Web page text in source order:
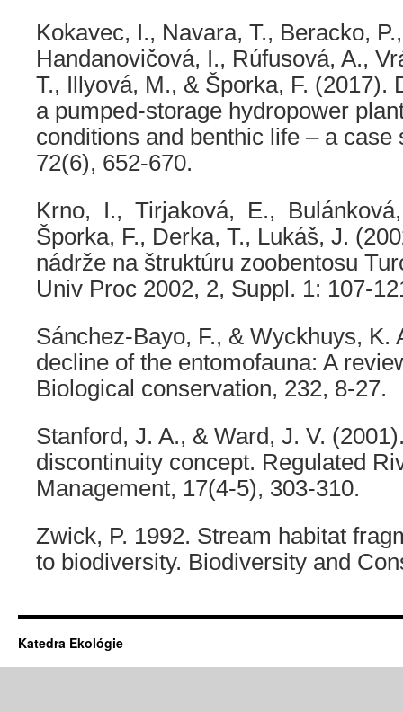
Kokavec, I., Navara, T., Beracko,
Handanovičová, I., Rúfusová, A.,
T., Illyová, M., & Šporka, F. (2017).
a pumped-storage hydropower
conditions and benthic life – a case
72(6), 652-670.
Krno, I., Tirjaková, E.,
Šporka, F., Derka, T., Lukáš, J.
nádrže na štruktúru zoobentosu
Univ Proc 2002, 2, Suppl. 1: 107-
Sánchez-Bayo, F., & Wyckhuys, K.
decline of the entomofauna: A
Biological conservation, 232, 8-27.
Stanford, J. A., & Ward, J. V.
discontinuity concept. Regulated
Management, 17(4‐5), 303-310.
Zwick, P. 1992. Stream habitat
to biodiversity. Biodiversity and
Katedra Ekológie